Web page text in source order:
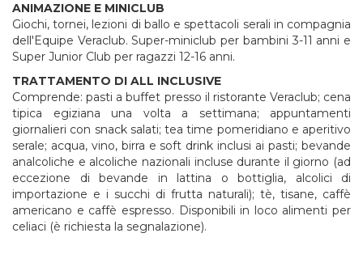
ANIMAZIONE E MINICLUB
Giochi, tornei, lezioni di ballo e spettacoli serali in compagnia
dell'Equipe Veraclub. Super-miniclub per bambini 3-11 anni e
Super Junior Club per ragazzi 12-16 anni.
TRATTAMENTO DI ALL INCLUSIVE
Comprende: pasti a buffet presso il ristorante Veraclub; cena
tipica egiziana una volta a settimana; appuntamenti
giornalieri con snack salati; tea time pomeridiano e aperitivo
serale; acqua, vino, birra e soft drink inclusi ai pasti; bevande
analcoliche e alcoliche nazionali incluse durante il giorno (ad
eccezione di bevande in lattina o bottiglia, alcolici di
importazione e i succhi di frutta naturali); tè, tisane, caffè
americano e caffè espresso. Disponibili in loco alimenti per
celiaci (è richiesta la segnalazione).